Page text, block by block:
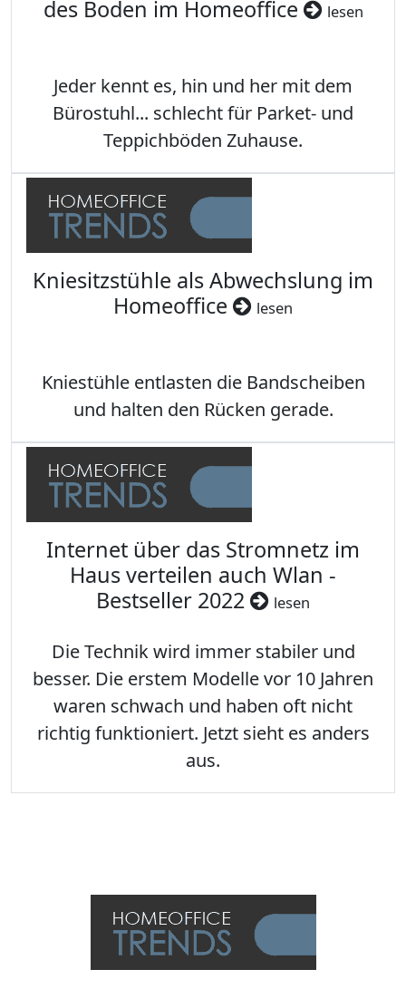
des Boden im Homeoffice lesen
Jeder kennt es, hin und her mit dem
Bürostuhl... schlecht für Parket- und
Teppichböden Zuhause.
Kniesitzstühle als Abwechslung im
Homeoffice
lesen
Kniestühle entlasten die Bandscheiben
und halten den Rücken gerade.
Internet über das Stromnetz im
Haus verteilen auch Wlan -
Bestseller 2022
lesen
Die Technik wird immer stabiler und
besser. Die erstem Modelle vor 10 Jahren
waren schwach und haben oft nicht
richtig funktioniert. Jetzt sieht es anders
aus.